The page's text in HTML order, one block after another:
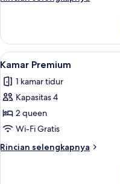
Kamar
Premium
Lihat
semua
foto
untuk
Kamar
Premium
7
Kamar Premium
1 kamar tidur
Kapasitas 4
2 queen
Wi-Fi Gratis
Rincian selengkapnya
Rincian